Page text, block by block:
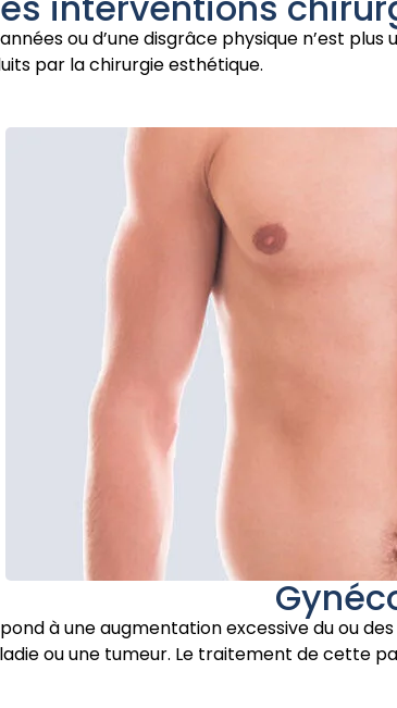
ou d’une disgrâce physique n’est
par la chirurgie esthétique.
à une augmentation excessive du ou
ou une tumeur. Le traitement de cette